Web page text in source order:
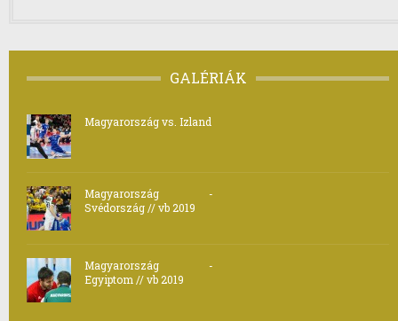
GALÉRIÁK
Magyarország vs. Izland
Magyarország -
Svédország // vb 2019
Magyarország -
Egyiptom // vb 2019